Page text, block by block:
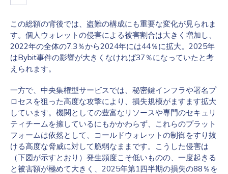
この総額の背後では、盗難の構成にも重要な変化が見られま
す。個人ウォレットの侵害による被害割合は大きく増加し、
2022年の全体の7.3％から2024年には44％に拡大。2025年
はBybit事件の影響が大きくなければ37％になっていたと考
えられます。
一方で、中央集権型サービスでは、秘密鍵インフラや署名プ
ロセスを狙った高度な攻撃により、損失規模がますます拡大
しています。機関としての豊富なリソースや専門のセキュリ
ティチームを擁しているにもかかわらず、これらのプラット
フォームは依然として、コールドウォレットの制御をすり抜
ける高度な脅威に対して脆弱なままです。こうした侵害は
（下図が示すとおり）発生頻度こそ低いものの、一度起きる
と被害額が極めて大きく、2025年第1四半期の損失の88％を